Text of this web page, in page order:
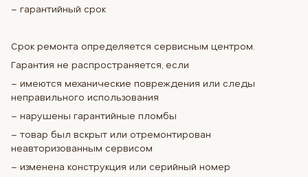
– гарантийный срок
Срок ремонта определяется сервисным центром.
Гарантия не распространяется, если
– имеются механические повреждения или следы
неправильного использования
– нарушены гарантийные пломбы
– товар был вскрыт или отремонтирован
неавторизованным сервисом
– изменена конструкция или серийный номер